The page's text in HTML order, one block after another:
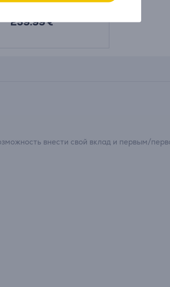
259.99 €
внести свой вклад и первым/